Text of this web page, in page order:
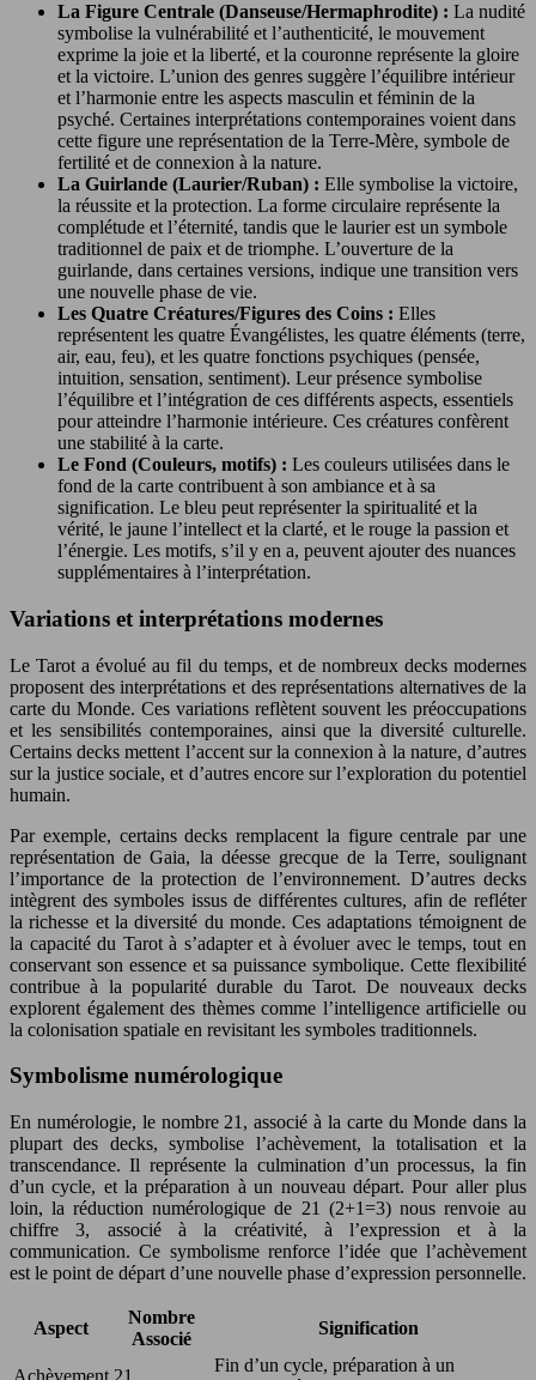
La Figure Centrale (Danseuse/Hermaphrodite) : La nudité
symbolise la vulnérabilité et l’authenticité, le mouvement
exprime la joie et la liberté, et la couronne représente la gloire
et la victoire. L’union des genres suggère l’équilibre intérieur
et l’harmonie entre les aspects masculin et féminin de la
psyché. Certaines interprétations contemporaines voient dans
cette figure une représentation de la Terre-Mère, symbole de
fertilité et de connexion à la nature.
La Guirlande (Laurier/Ruban) : Elle symbolise la victoire,
la réussite et la protection. La forme circulaire représente la
complétude et l’éternité, tandis que le laurier est un symbole
traditionnel de paix et de triomphe. L’ouverture de la
guirlande, dans certaines versions, indique une transition vers
une nouvelle phase de vie.
Les Quatre Créatures/Figures des Coins : Elles
représentent les quatre Évangélistes, les quatre éléments (terre,
air, eau, feu), et les quatre fonctions psychiques (pensée,
intuition, sensation, sentiment). Leur présence symbolise
l’équilibre et l’intégration de ces différents aspects, essentiels
pour atteindre l’harmonie intérieure. Ces créatures confèrent
une stabilité à la carte.
Le Fond (Couleurs, motifs) : Les couleurs utilisées dans le
fond de la carte contribuent à son ambiance et à sa
signification. Le bleu peut représenter la spiritualité et la
vérité, le jaune l’intellect et la clarté, et le rouge la passion et
l’énergie. Les motifs, s’il y en a, peuvent ajouter des nuances
supplémentaires à l’interprétation.
Variations et interprétations modernes
Le Tarot a évolué au fil du temps, et de nombreux decks modernes
proposent des interprétations et des représentations alternatives de la
carte du Monde. Ces variations reflètent souvent les préoccupations
et les sensibilités contemporaines, ainsi que la diversité culturelle.
Certains decks mettent l’accent sur la connexion à la nature, d’autres
sur la justice sociale, et d’autres encore sur l’exploration du potentiel
humain.
Par exemple, certains decks remplacent la figure centrale par une
représentation de Gaia, la déesse grecque de la Terre, soulignant
l’importance de la protection de l’environnement. D’autres decks
intègrent des symboles issus de différentes cultures, afin de refléter
la richesse et la diversité du monde. Ces adaptations témoignent de
la capacité du Tarot à s’adapter et à évoluer avec le temps, tout en
conservant son essence et sa puissance symbolique. Cette flexibilité
contribue à la popularité durable du Tarot. De nouveaux decks
explorent également des thèmes comme l’intelligence artificielle ou
la colonisation spatiale en revisitant les symboles traditionnels.
Symbolisme numérologique
En numérologie, le nombre 21, associé à la carte du Monde dans la
plupart des decks, symbolise l’achèvement, la totalisation et la
transcendance. Il représente la culmination d’un processus, la fin
d’un cycle, et la préparation à un nouveau départ. Pour aller plus
loin, la réduction numérologique de 21 (2+1=3) nous renvoie au
chiffre 3, associé à la créativité, à l’expression et à la
communication. Ce symbolisme renforce l’idée que l’achèvement
est le point de départ d’une nouvelle phase d’expression personnelle.
Aspect
Nombre
Associé
Signification
Achèvement 21
Fin d’un cycle, préparation à un